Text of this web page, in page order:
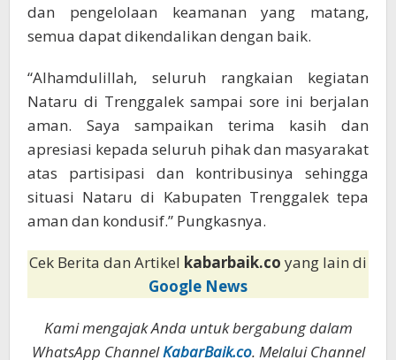
dan pengelolaan keamanan yang matang,
semua dapat dikendalikan dengan baik.
“Alhamdulillah, seluruh rangkaian kegiatan
Nataru di Trenggalek sampai sore ini berjalan
aman. Saya sampaikan terima kasih dan
apresiasi kepada seluruh pihak dan masyarakat
atas partisipasi dan kontribusinya sehingga
situasi Nataru di Kabupaten Trenggalek tepa
aman dan kondusif.” Pungkasnya.
Cek Berita dan Artikel kabarbaik.co yang lain di
Google News
Kami mengajak Anda untuk bergabung dalam
WhatsApp ChannelKabarBaik.co. Melalui Channel